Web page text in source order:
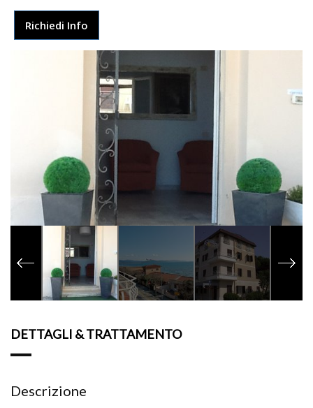
Richiedi Info
DETTAGLI & TRATTAMENTO
Descrizione